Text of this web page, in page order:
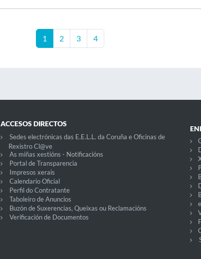
1 2 3 4
ACCESOS DIRECTOS
Sedes electrónicas das E.E.L.L. da Coruña e Oficinas de
Rexistro Cl@ve
As miñas xestións - Notificacións
Portal de Transparencia
Impresos xerais
Calendario Oficial
Perfil do Contratante
Taboleiro de Anuncios
Buzón de Suxerencias, Queixas ou Reclamacións
Verificación de Documentos